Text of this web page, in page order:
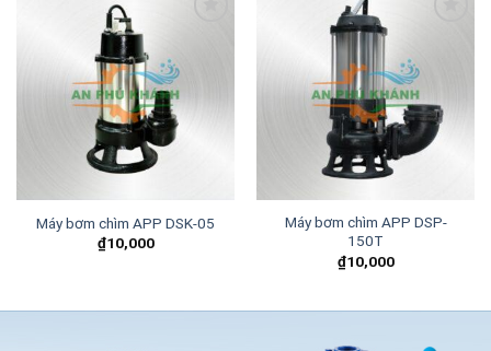
wishlist
Máy bơm chìm APP DSK-05
₫10,000
wishlist
Máy bơm chìm APP DSP-
150T
₫10,000